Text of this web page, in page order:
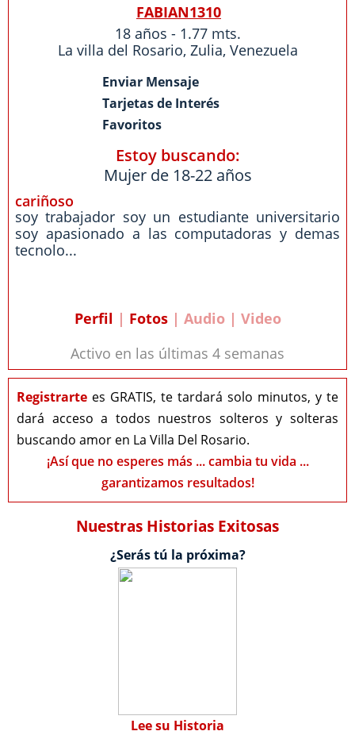
FABIAN1310
18 años - 1.77 mts.
La villa del Rosario, Zulia, Venezuela
Enviar Mensaje
Tarjetas de Interés
Favoritos
Estoy buscando:
Mujer de 18-22 años
cariñoso
soy trabajador soy un estudiante universitario
soy apasionado a las computadoras y demas
tecnolo...
Perfil | Fotos| Audio | Video
Activo en las últimas 4 semanas
Registrarte es GRATIS, te tardará solo minutos, y te
dará acceso a todos nuestros solteros y solteras
buscando amor en La Villa Del Rosario.
¡Así que no esperes más ... cambia tu vida ...
garantizamos resultados!
Nuestras Historias Exitosas
¿Serás tú la próxima?
Lee su Historia